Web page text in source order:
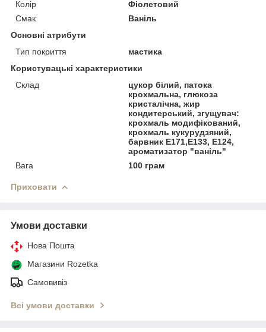
Колір
Фіолетовий
Смак
Ваніль
Основні атрибути
Тип покриття
мастика
Користувацькі характеристики
Склад
цукор білий, патока
крохмальна, глюкоза
кристалічна, жир
кондитерський, згущувач:
крохмаль модифікований,
крохмаль кукурудзяний,
барвник Е171,Е133, Е124,
ароматизатор "ваніль"
Вага
100 грам
Приховати
Умови доставки
Нова Пошта
Магазини Rozetka
Самовивіз
Всі умови доставки